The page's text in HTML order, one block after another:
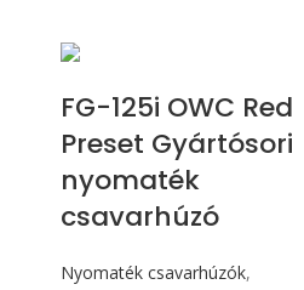
FG-125i OWC Red
Preset Gyártósori
nyomaték
csavarhúzó
Nyomaték csavarhúzók,